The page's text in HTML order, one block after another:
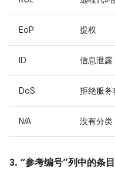
EoP 提权
ID 信息泄露
DoS 拒绝服务
N/A 没有分类
3. “参考编号”列中的条